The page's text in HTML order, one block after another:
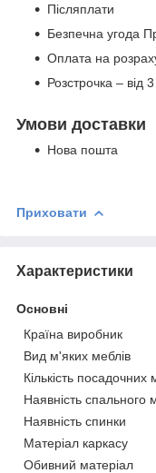
Післяплати
Безпечна угода
Оплата на
Розстрочка – від
Умови доставки
Нова пошта
Приховати
Характеристики
Основні
Країна виробник
Вид м'яких меблів
Кількість посадочних
Наявність спального
Наявність спинки
Матеріал каркасу
Обивний матеріал